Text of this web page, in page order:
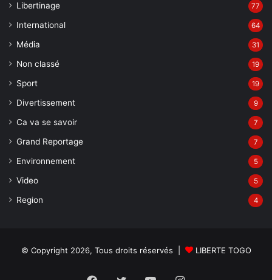
Libertinage 77
International 64
Média 31
Non classé 19
Sport 19
Divertissement 9
Ca va se savoir 7
Grand Reportage 7
Environnement 5
Video 5
Region 4
© Copyright 2026, Tous droits réservés | LIBERTE TOGO